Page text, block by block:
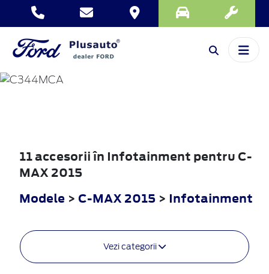
C-MAX
11 accesorii în Infotainment pentru C-
MAX 2015
Modele > C-MAX 2015 > Infotainment
Vezi categorii